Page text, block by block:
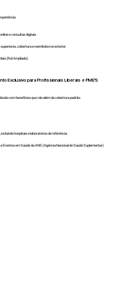
e consultas digitais
cobertura e reembolso no exterior.
(Rol Ampliado).
Exclusivo para Profissionais Liberais e PME'S
com benefícios que vão além da cobertura padrão:
hospitais e laboratórios de referência.
Eventos em Saúde da ANS (Agência Nacional de Saúde Suplementar).